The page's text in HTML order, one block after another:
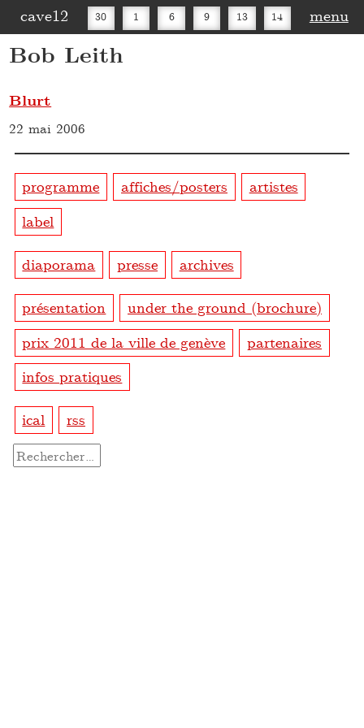
cave12 30 1 6 9 13 14
16
menu
Bob Leith
Blurt
22 mai 2006
programme affiches/posters
artistes
label
diaporama presse archives
présentation
under the ground (brochure)
prix 2011 de la ville de genève
partenaires
infos pratiques
ical rss
Rechercher :